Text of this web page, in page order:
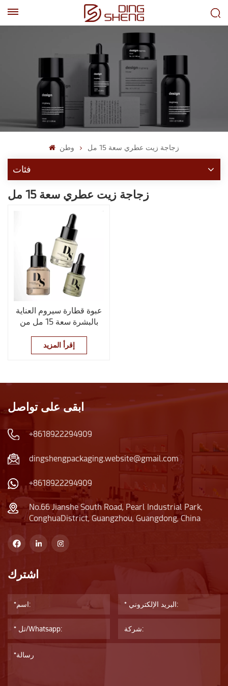
وطن زجاجة زيت عطري سعة 15 مل
فئات
زجاجة زيت عطري سعة 15 مل
عبوة قطارة سيروم العناية
بالبشرة سعة 15 مل من
الأصلية مع طباعة الشاشة
الحريرية
إقرأ المزيد
ابقى على تواصل
+8618922294909
dingshengpackaging.website@gmail.com
+8618922294909
No.66 Jianshe South Road, Pearl Industrial Park,
ConghuaDistrict, Guangzhou, Guangdong, China
اشترك